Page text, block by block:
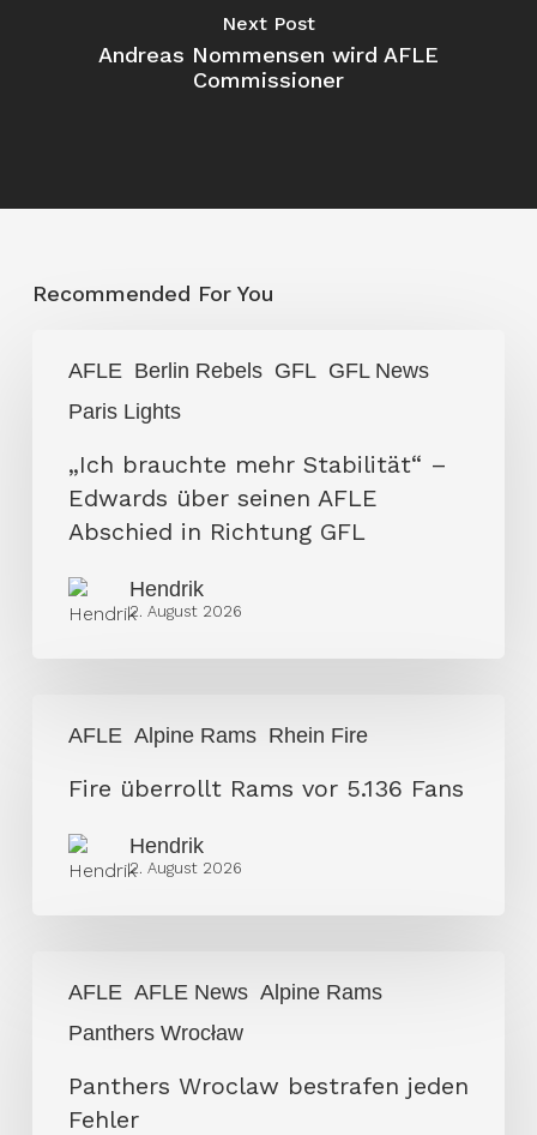
Next Post
Andreas Nommensen wird AFLE
Commissioner
Recommended For You
AFLE Berlin Rebels GFL GFL News
Paris Lights
brauchte
mehr
Stabilität“
Edwards
seinen
AFLE
Abschied
Richtung
„Ich brauchte mehr Stabilität“ –
Edwards über seinen AFLE
Abschied in Richtung GFL
Hendrik
2. August 2026
AFLE Alpine Rams Rhein Fire
überrollt
Rams
5.136
Fans
Fire überrollt Rams vor 5.136 Fans
Hendrik
2. August 2026
AFLE AFLE News Alpine Rams
Panthers Wrocław
Wroclaw
bestrafen
Fehler
Panthers Wroclaw bestrafen jeden
Fehler